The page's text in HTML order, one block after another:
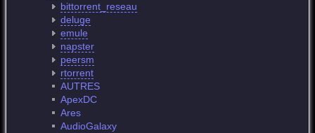
bittorrent_reseau
deluge
emule
napster
peersm
rtorrent
AUTRES
ApexDC
Ares
AudioGalaxy